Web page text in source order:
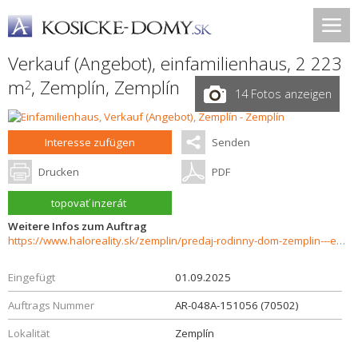
Verkauf (Angebot), einfamilienhaus, 2 223
m2, Zemplín, Zemplín 14 Fotos anzeigen
Interesse zufügen Senden
Drucken PDF
topovať inzerát
Weitere Infos zum Auftrag
https://www.haloreality.sk/zemplin/predaj-rodinny-dom-zemplin---exkluzivne-halo-reality/70502
Eingefügt
01.09.2025
Auftrags Nummer
AR-048A-151056 (70502)
Lokalität
Zemplín